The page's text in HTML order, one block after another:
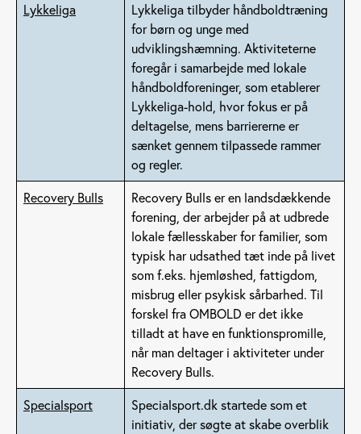
Lykkeliga
Lykkeliga tilbyder håndboldtræning
for børn og unge med
udviklingshæmning. Aktiviteterne
foregår i samarbejde med lokale
håndboldforeninger, som etablerer
Lykkeliga-hold, hvor fokus er på
deltagelse, mens barriererne er
sænket gennem tilpassede rammer
og regler.
Recovery Bulls
Recovery Bulls er en landsdækkende
forening, der arbejder på at udbrede
lokale fællesskaber for familier, som
typisk har udsathed tæt inde på livet
som f.eks. hjemløshed, fattigdom,
misbrug eller psykisk sårbarhed. Til
forskel fra OMBOLD er det ikke
tilladt at have en funktionspromille,
når man deltager i aktiviteter under
Recovery Bulls.
Specialsport
Specialsport.dk startede som et
initiativ, der søgte at skabe overblik